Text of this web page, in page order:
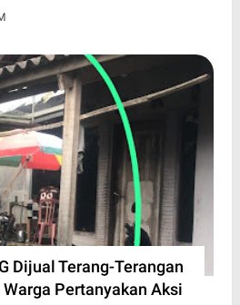
Dijual Terang-Terangan
Pertanyakan Aksi